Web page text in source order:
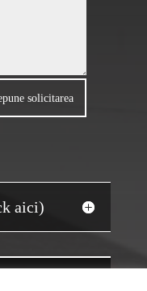
solicitarea
aici)